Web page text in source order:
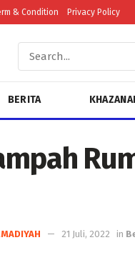
& Condition Privacy Policy
BERITA
21 Juli, 2022 in